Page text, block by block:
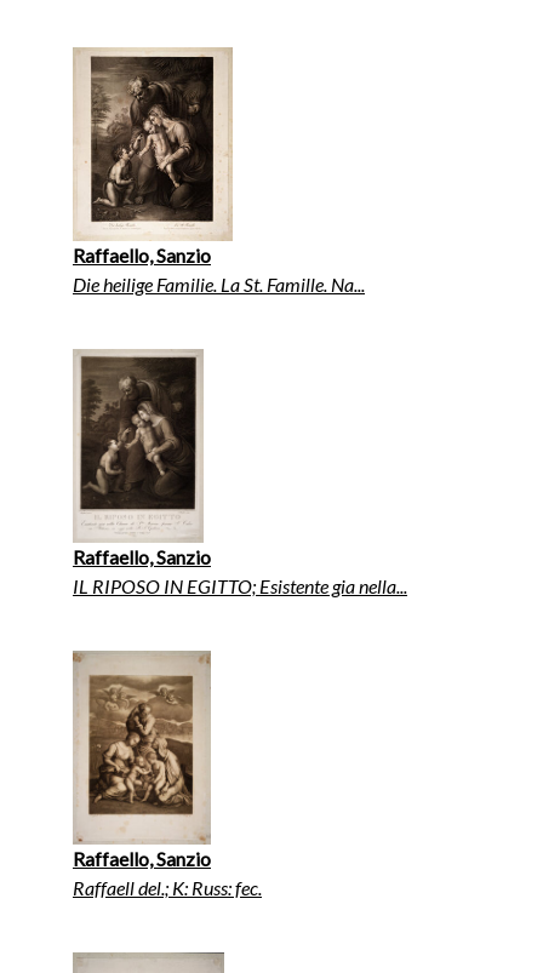
Raffaello, Sanzio
Die heilige Familie. La St. Famille. Na...
Raffaello, Sanzio
IL RIPOSO IN EGITTO; Esistente gia nella...
Raffaello, Sanzio
Raffaell del.; K: Russ: fec.